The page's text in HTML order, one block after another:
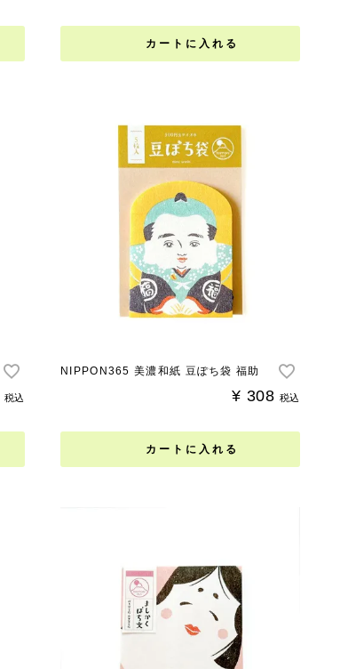
カートに入れる
税込
NIPPON365 美濃和紙 豆ぽち袋 福助
カートに入れる
¥ 308 税込